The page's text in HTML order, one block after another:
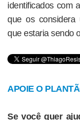
identificados com
que os considera
que estaria sendo
APOIE O
Se você quer